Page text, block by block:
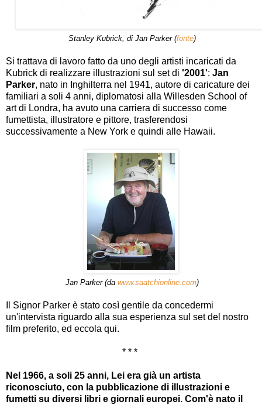
Stanley Kubrick, di Jan Parker (fonte)
Si trattava di lavoro fatto da uno degli artisti incaricati da
Kubrick di realizzare illustrazioni sul set di '2001': Jan
Parker, nato in Inghilterra nel 1941, autore di caricature dei
familiari a soli 4 anni, diplomatosi alla Willesden School of
art di Londra, ha avuto una carriera di successo come
fumettista, illustratore e pittore, trasferendosi
successivamente a New York e quindi alle Hawaii.
Jan Parker (da www.saatchionline.com)
Il Signor Parker è stato così gentile da concedermi
un'intervista riguardo alla sua esperienza sul set del nostro
film preferito, ed eccola qui.
* * *
Nel 1966, a soli 25 anni, Lei era già un artista
riconosciuto, con la pubblicazione di illustrazioni e
fumetti su diversi libri e giornali europei. Com'è nato il